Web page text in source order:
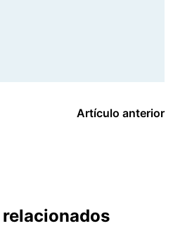
Artículo anterior